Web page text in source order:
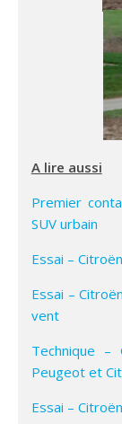
A lire aussi
Premier
SUV urbain
Essai –
Essai –
vent
Technique
Peugeot et
Essai –